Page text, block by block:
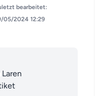
bearbeitet:
05/2024 12:29